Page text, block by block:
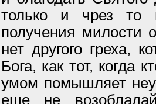
только и чрез то
получения милости
нет другого греха,
Бога, как тот, когда
умом помышляет
еще не